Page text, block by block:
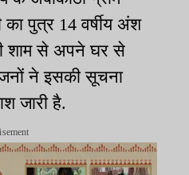
का पुत्र 14 वर्षीय अंश
शाम से अपने घर से
ने इसकी सूचना
जारी है.